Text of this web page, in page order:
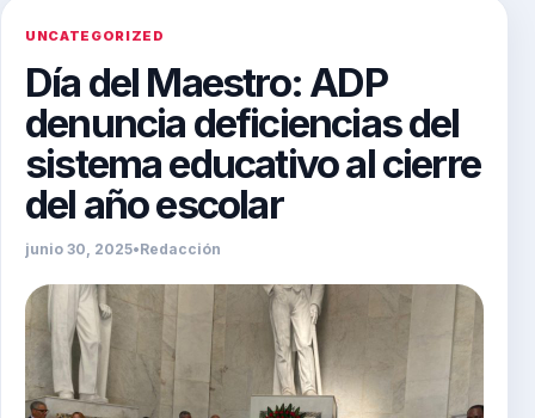
UNCATEGORIZED
Día del Maestro: ADP
denuncia deficiencias del
sistema educativo al cierre
del año escolar
junio 30, 2025•Redacción